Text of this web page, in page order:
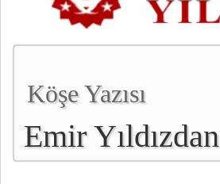
Köşe Yazısı
Emir Yıldızdan